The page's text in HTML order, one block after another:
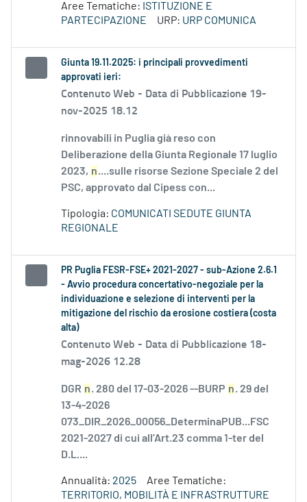
Aree Tematiche: ISTITUZIONE E
PARTECIPAZIONE
URP: URP COMUNICA
Giunta 19.11.2025: i principali provvedimenti
approvati ieri:
Contenuto Web - Data di Pubblicazione 19-
nov-2025 18.12
rinnovabili in Puglia già reso con
Deliberazione della Giunta Regionale 17 luglio
2023, n....sulle risorse Sezione Speciale 2 del
PSC, approvato dal Cipess con...
Tipologia: COMUNICATI SEDUTE GIUNTA
REGIONALE
PR Puglia FESR-FSE+ 2021-2027 - sub-Azione 2.6.1
- Avvio procedura concertativo-negoziale per la
individuazione e selezione di interventi per la
mitigazione del rischio da erosione costiera (costa
alta)
Contenuto Web - Data di Pubblicazione 18-
mag-2026 12.28
DGR n. 280 del 17-03-2026 --BURP n. 29 del
13-4-2026
073_DIR_2026_00056_DeterminaPUB...FSC
2021-2027 di cui all’Art.23 comma 1-ter del
D.L....
Annualità: 2025
Aree Tematiche:
TERRITORIO, MOBILITÀ E INFRASTRUTTURE